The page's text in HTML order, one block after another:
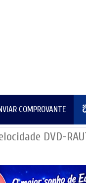
COMPROVANTE
DVD-